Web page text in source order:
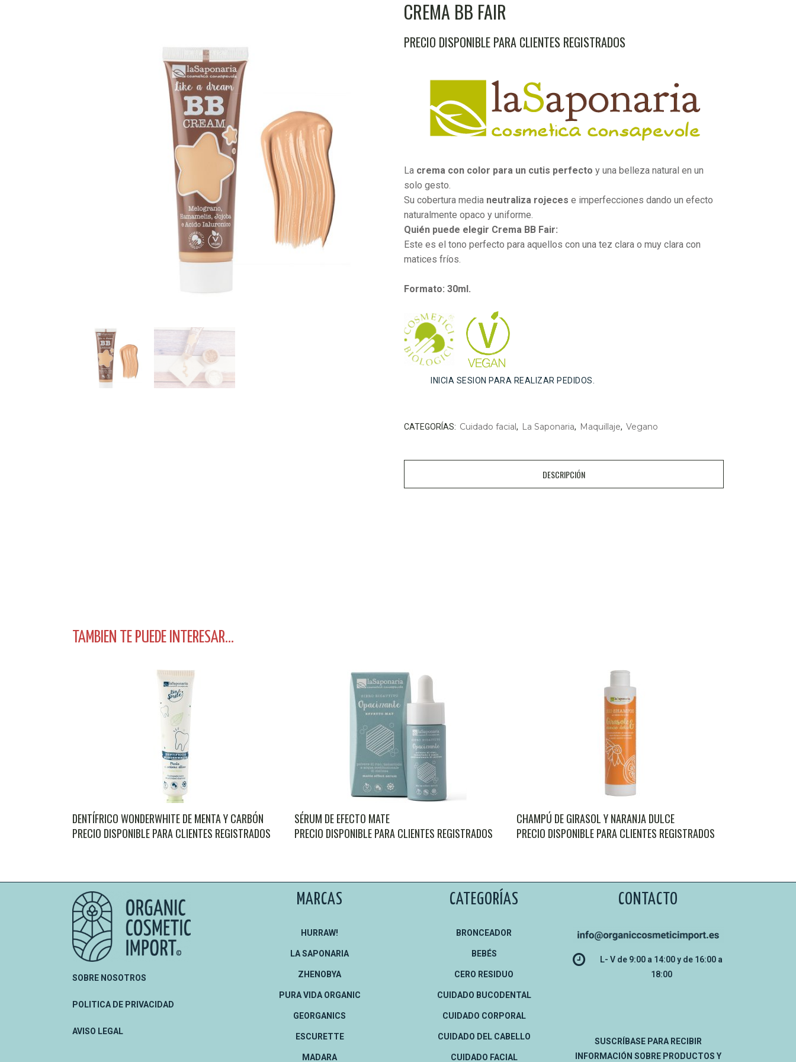
CREMA BB FAIR
PRECIO DISPONIBLE PARA CLIENTES REGISTRADOS
La crema con color para un cutis perfecto y una belleza natural en un
solo gesto.
Su cobertura media neutraliza rojeces e imperfecciones dando un efecto
naturalmente opaco y uniforme.
Quién puede elegir Crema BB Fair:
Este es el tono perfecto para aquellos con una tez clara o muy clara con
matices fríos.
Formato: 30ml.
INICIA SESION PARA REALIZAR PEDIDOS.
CATEGORÍAS: Cuidado facial, La Saponaria, Maquillaje, Vegano
DESCRIPCIÓN
TAMBIEN TE PUEDE INTERESAR...
DENTÍFRICO WONDERWHITE DE MENTA Y CARBÓN
PRECIO DISPONIBLE PARA CLIENTES REGISTRADOS
SÉRUM DE EFECTO MATE
PRECIO DISPONIBLE PARA CLIENTES REGISTRADOS
CHAMPÚ DE GIRASOL Y NARANJA DULCE
PRECIO DISPONIBLE PARA CLIENTES REGISTRADOS
SOBRE NOSOTROS
POLITICA DE PRIVACIDAD
AVISO LEGAL
MARCAS
HURRAW!
LA SAPONARIA
ZHENOBYA
PURA VIDA ORGANIC
GEORGANICS
ESCURETTE
MADARA
CATEGORÍAS
BRONCEADOR
BEBÉS
CERO RESIDUO
CUIDADO BUCODENTAL
CUIDADO CORPORAL
CUIDADO DEL CABELLO
CUIDADO FACIAL
CONTACTO
L- V de 9:00 a 14:00 y de 16:00 a
18:00
SUSCRÍBASE PARA RECIBIR
INFORMACIÓN SOBRE PRODUCTOS Y